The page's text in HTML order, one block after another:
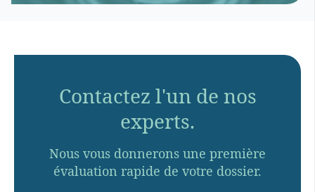
Contactez l'un de nos
experts.
Nous vous donnerons une première
évaluation rapide de votre dossier.